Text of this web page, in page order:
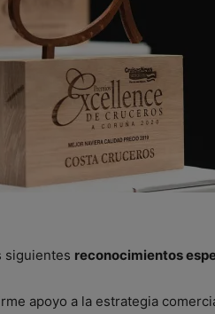
siguientes reconocimientos
apoyo a la estrategia